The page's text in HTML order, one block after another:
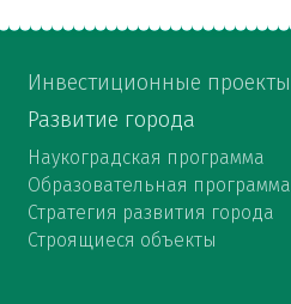
Инвестиционные проекты
Развитие города
Наукоградская программа
Образовательная программа
Стратегия развития города
Строящиеся объекты